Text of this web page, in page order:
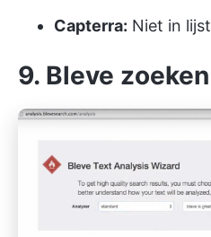
Capterra: Niet in lijst
9. Bleve zoeken